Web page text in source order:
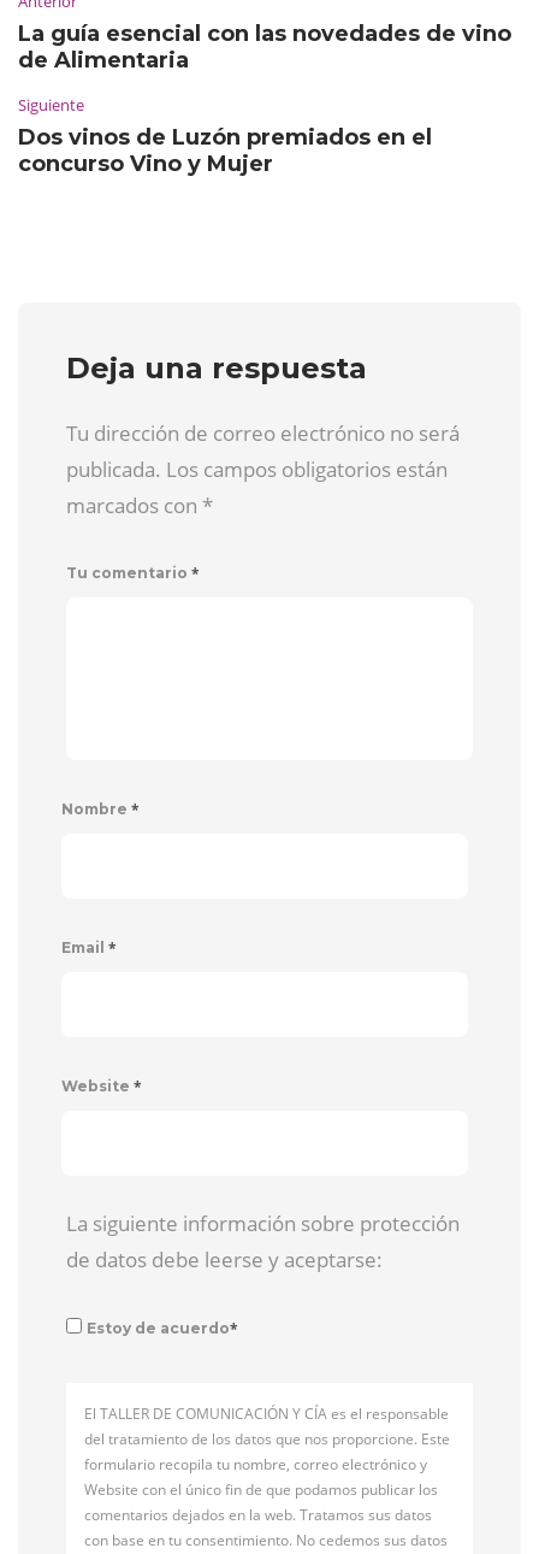
La guía esencial con las novedades de vino
de Alimentaria
Siguiente
Dos vinos de Luzón premiados en el
concurso Vino y Mujer
Deja una respuesta
Tu dirección de correo electrónico no será
publicada. Los campos obligatorios están
marcados con *
Tu comentario *
Nombre *
Email *
Website *
La siguiente información sobre protección
de datos debe leerse y aceptarse:
Estoy de acuerdo*
El TALLER DE COMUNICACIÓN Y CÍA es el responsable
del tratamiento de los datos que nos proporcione. Este
formulario recopila tu nombre, correo electrónico y
Website con el único fin de que podamos publicar los
comentarios dejados en la web. Tratamos sus datos
con base en tu consentimiento. No cedemos sus datos